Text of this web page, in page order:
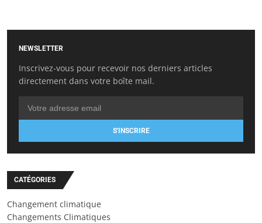
NEWSLETTER
Inscrivez-vous pour recevoir nos derniers articles
directement dans votre boîte mail.
S'INSCRIRE
CATÉGORIES
Changement climatique
Changements Climatiques